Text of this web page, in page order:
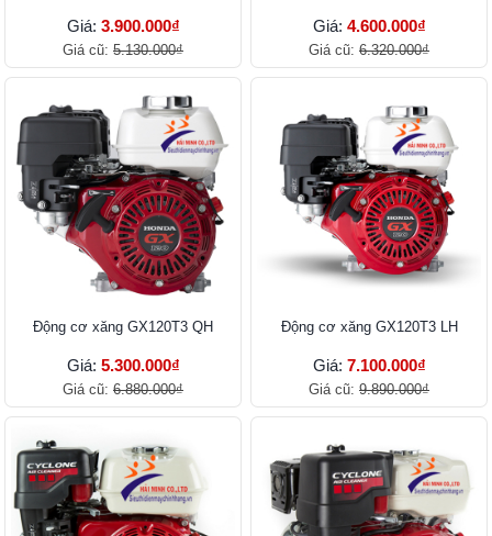
Giá: 3.900.000₫
Giá cũ: 5.130.000₫
Giá: 4.600.000₫
Giá cũ: 6.320.000₫
Ðộng cơ xăng GX120T3 QH
Giá: 5.300.000₫
Giá cũ: 6.880.000₫
Ðộng cơ xăng GX120T3 LH
Giá: 7.100.000₫
Giá cũ: 9.890.000₫